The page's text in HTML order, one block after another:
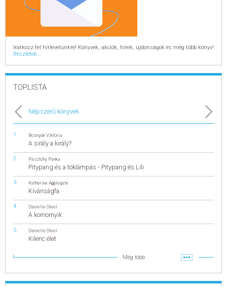
Iratkozz fel hírlevelünkre! Könyvek, akciók, hírek, újdonságok és még több könyv!
Részletek...
TOPLISTA
Népszerű könyvek
Bosnyák Viktória
A sirály a király?
Pásztohy Panka
Pitypang és a töklámpás - Pitypang és Lili
Katherine Applegate
Kívánságfa
Danielle Steel
A komornyik
Danielle Steel
Kilenc élet
Még több